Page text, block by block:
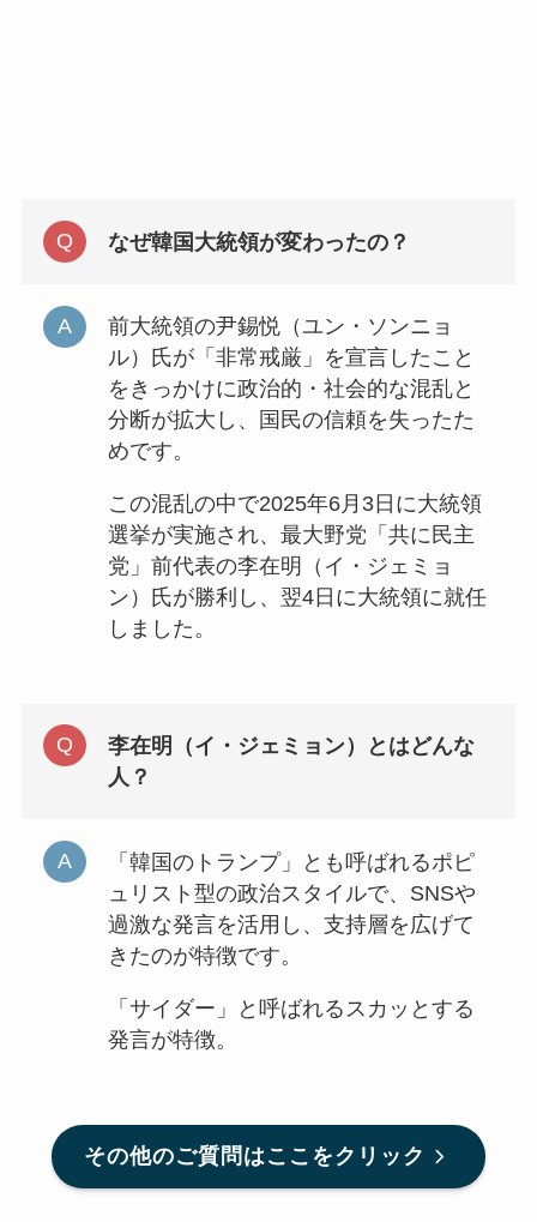
なぜ韓国大統領が変わったの？
前大統領の尹錫悦（ユン・ソンニョ
ル）氏が「非常戒厳」を宣言したこと
をきっかけに政治的・社会的な混乱と
分断が拡大し、国民の信頼を失ったた
めです。
この混乱の中で2025年6月3日に大統領
選挙が実施され、最大野党「共に民主
党」前代表の李在明（イ・ジェミョ
ン）氏が勝利し、翌4日に大統領に就任
しました。
李在明（イ・ジェミョン）
とはどんな
人？
「韓国のトランプ」とも呼ばれるポピ
ュリスト型の政治スタイルで、SNSや
過激な発言を活用し、支持層を広げて
きたのが特徴です。
「サイダー」と呼ばれるスカッとする
発言が特徴。
その他のご質問はここをクリック